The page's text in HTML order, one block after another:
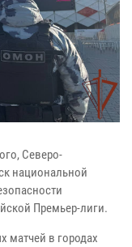
Северо-
национальной
Премьер-лиги.
матчей в городах